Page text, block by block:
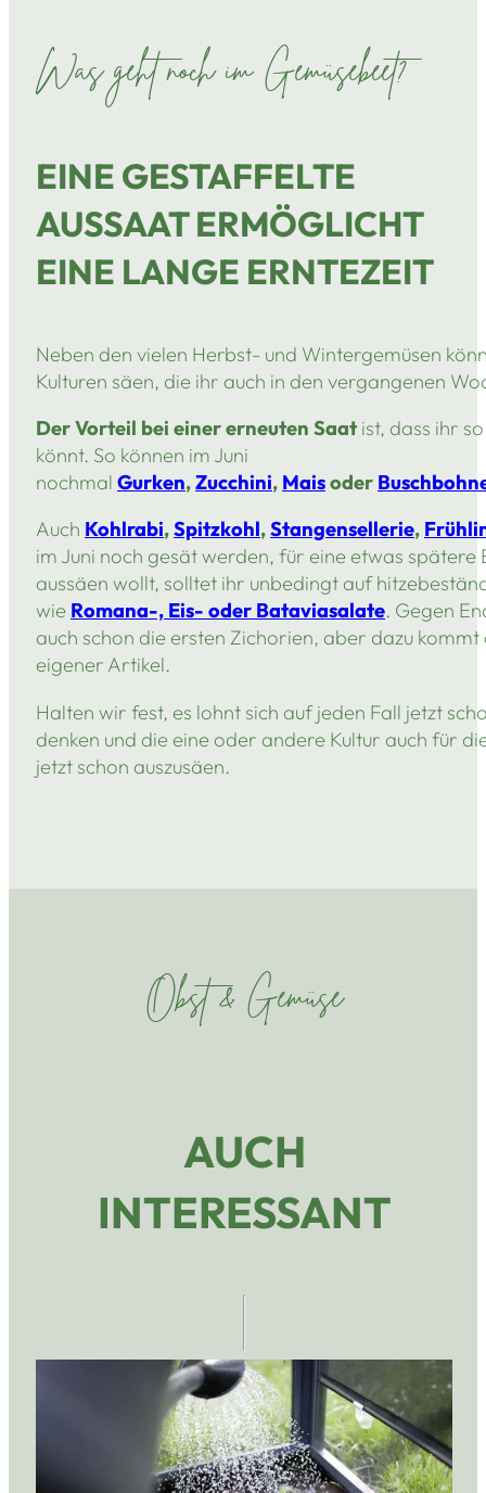
Was geht noch im Gemüsebeet?
EINE GESTAFFELTE
AUSSAAT ERMÖGLICHT
EINE LANGE ERNTEZEIT
Neben den vielen Herbst- und Wintergemüsen
Kulturen säen, die ihr auch in den vergangenen
Der Vorteil bei einer erneuten Saat ist, dass ihr
könnt. So können im Juni
nochmal Gurken,Zucchini, Maisoder
Auch Kohlrabi,Spitzkohl,Stangensellerie,
im Juni noch gesät werden, für eine etwas spätere
aussäen wollt, solltet ihr unbedingt auf
wie Romana-, Eis- oder Bataviasalate. Gegen
auch schon die ersten Zichorien, aber dazu
eigener Artikel.
Halten wir fest, es lohnt sich auf jeden Fall jetzt
denken und die eine oder andere Kultur auch für
jetzt schon auszusäen.
Obst & Gemüse
AUCH
INTERESSANT